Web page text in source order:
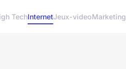
TechInternetJeux-videoMarketing